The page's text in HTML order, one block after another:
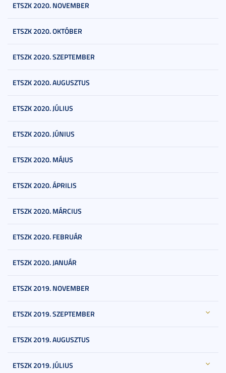
ETSZK 2020. NOVEMBER
ETSZK 2020. OKTÓBER
ETSZK 2020. SZEPTEMBER
ETSZK 2020. AUGUSZTUS
ETSZK 2020. JÚLIUS
ETSZK 2020. JÚNIUS
ETSZK 2020. MÁJUS
ETSZK 2020. ÁPRILIS
ETSZK 2020. MÁRCIUS
ETSZK 2020. FEBRUÁR
ETSZK 2020. JANUÁR
ETSZK 2019. NOVEMBER
ETSZK 2019. SZEPTEMBER
ETSZK 2019. AUGUSZTUS
ETSZK 2019. JÚLIUS